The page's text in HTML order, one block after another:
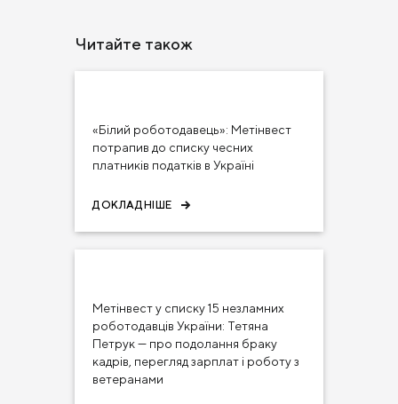
Читайте також
«Білий роботодавець»: Метінвест
потрапив до списку чесних
платників податків в Україні
ДОКЛАДНІШЕ
Метінвест у списку 15 незламних
роботодавців України: Тетяна
Петрук — про подолання браку
кадрів, перегляд зарплат і роботу з
ветеранами